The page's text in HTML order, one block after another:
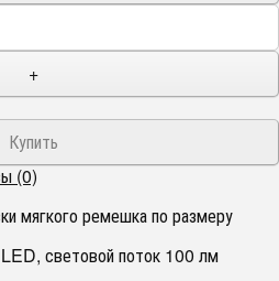
+
(0)
мягкого ремешка по размеру
световой поток 100 лм